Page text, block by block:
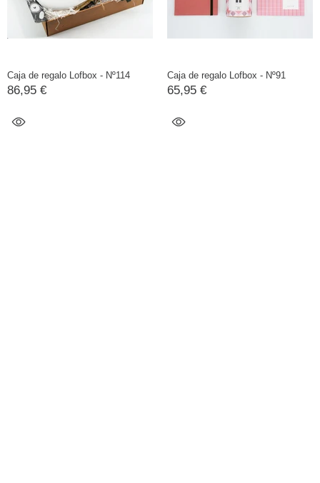
Caja de regalo Lofbox - Nº114
86,95 €
Caja de regalo Lofbox - Nº91
65,95 €